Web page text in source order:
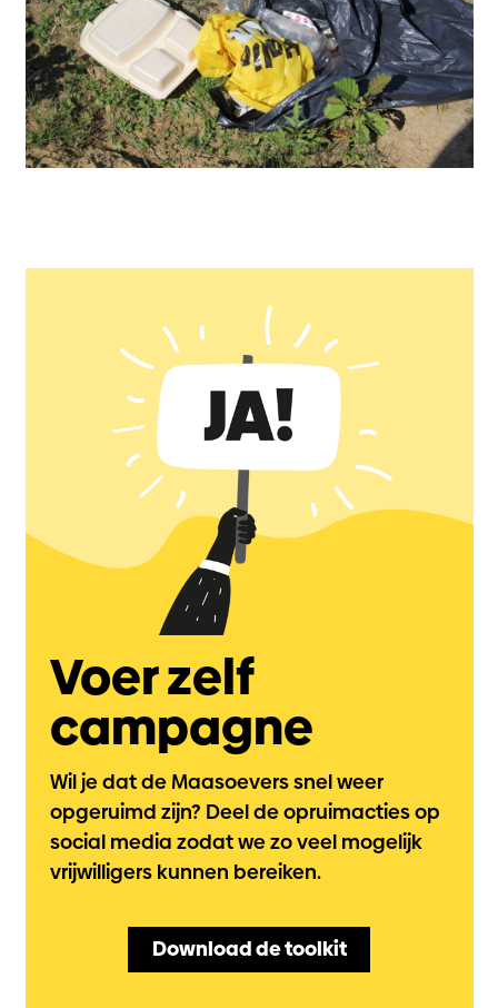
Voer zelf
campagne
Wil je dat de Maasoevers snel weer
opgeruimd zijn? Deel de opruimacties op
social media zodat we zo veel mogelijk
vrijwilligers kunnen bereiken.
Download de toolkit